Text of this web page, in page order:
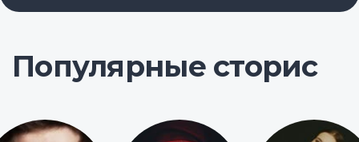
Популярные сторис